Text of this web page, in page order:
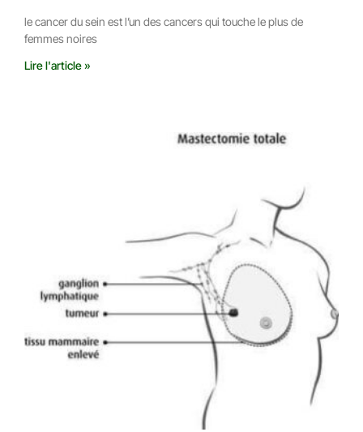
le cancer du sein est l’un des cancers qui touche le plus de
femmes noires
Lire l'article »